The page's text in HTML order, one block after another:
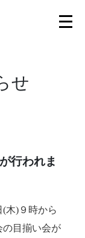
せ
行われま
木)９時から
の目揃い会が